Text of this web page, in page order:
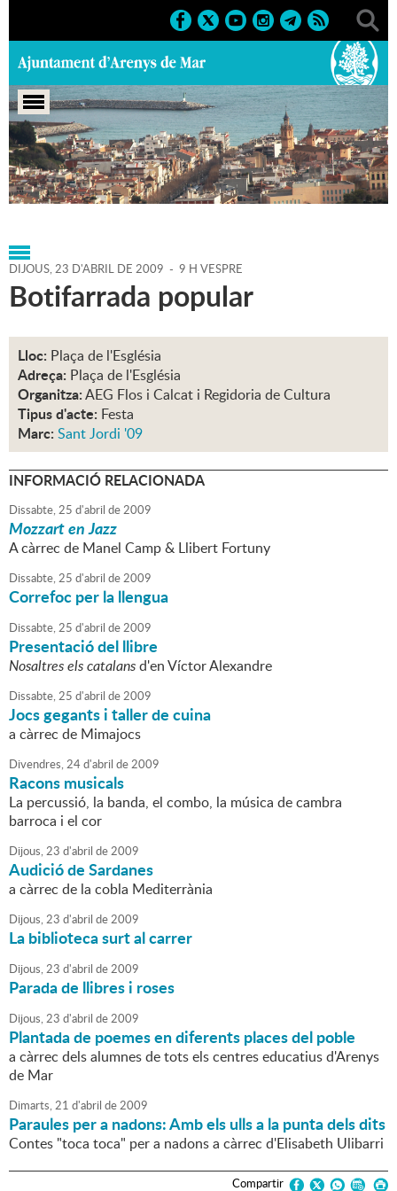
Portada > Agenda > 23-04-
2009 > Marcs > Festes > 2009 > Sant Jordi '09
DIJOUS,23 D'ABRIL DE 2009 - 9 H VESPRE
Botifarrada popular
Lloc: Plaça de l'Església
Adreça: Plaça de l'Església
Organitza:AEG Flos i Calcat i Regidoria de Cultura
Tipus d'acte: Festa
Marc: Sant Jordi '09
INFORMACIÓ RELACIONADA
Dissabte,25 d'abril de2009
Mozzart en Jazz
A càrrec de Manel Camp & Llibert Fortuny
Dissabte,25 d'abril de2009
Correfoc per la llengua
Dissabte,25 d'abril de2009
Presentació del llibre
Nosaltres els catalansd'en Víctor Alexandre
Dissabte,25 d'abril de2009
Jocs gegants i taller de cuina
a càrrec de Mimajocs
Divendres,24d'abril de2009
Racons musicals
La percussió, la banda, el combo, la música de cambra
barroca i el cor
Dijous,23 d'abril de2009
Audició de Sardanes
a càrrec de la cobla Mediterrània
Dijous,23 d'abril de2009
La biblioteca surt al carrer
Dijous,23 d'abril de2009
Parada de llibres i roses
Dijous,23 d'abril de2009
Plantada de poemes en diferents places del poble
a càrrec dels alumnes de tots els centres educatius d'Arenys
de Mar
Dimarts,21 d'abril de2009
Paraules per a nadons: Amb els ulls a la punta dels dits
Contes "toca toca" per a nadons a càrrec d'Elisabeth Ulibarri
Compartir